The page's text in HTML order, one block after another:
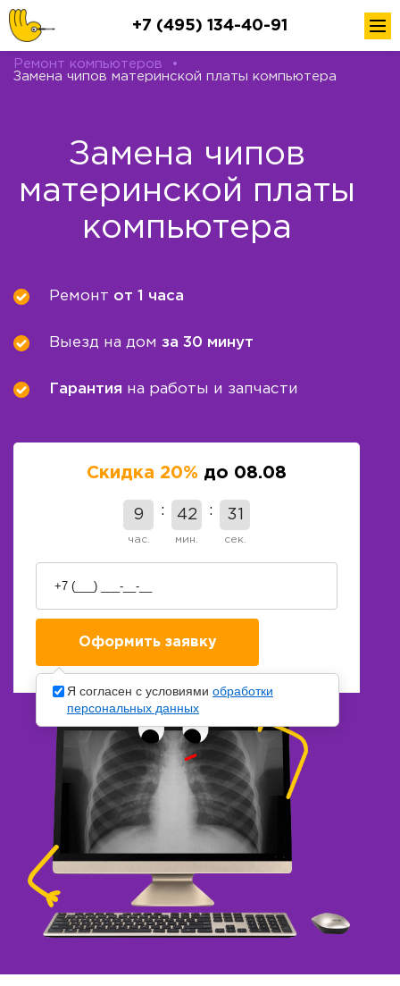
+7 (495) 134-40-91
Ремонт компьютеров
•
Замена чипов материнской платы компьютера
Замена чипов
материнской платы
компьютера
Ремонт от 1 часа
Выезд на дом за 30 минут
Гарантия на работы и запчасти
Скидка 20% до 08.08
9
час.
42
мин.
30
сек.
Я согласен с условиями обработки
персональных данных